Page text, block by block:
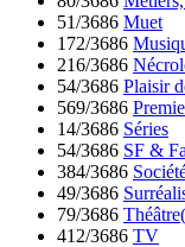
51/3686 Muet
172/3686
216/3686
54/3686 Plaisir
569/3686
14/3686 Séries
54/3686 SF &
384/3686
49/3686
79/3686
412/3686 TV